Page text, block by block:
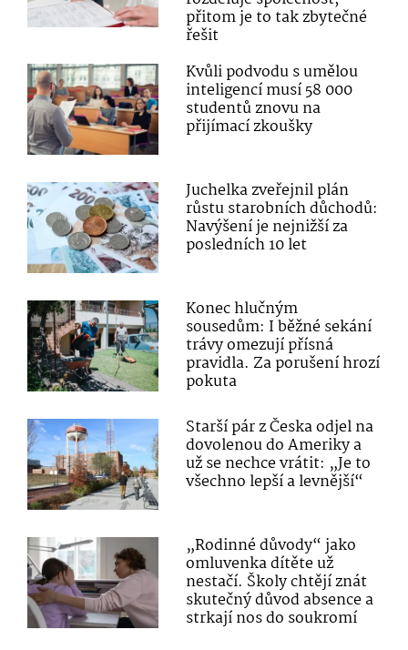
přitom je to tak zbytečné
řešit
Kvůli podvodu s umělou
inteligencí musí 58 000
studentů znovu na
přijímací zkoušky
Juchelka zveřejnil plán
růstu starobních důchodů:
Navýšení je nejnižší za
posledních 10 let
Konec hlučným
sousedům: I běžné sekání
trávy omezují přísná
pravidla. Za porušení hrozí
pokuta
Starší pár z Česka odjel na
dovolenou do Ameriky a
už se nechce vrátit: „Je to
všechno lepší a levnější“
„Rodinné důvody“ jako
omluvenka dítěte už
nestačí. Školy chtějí znát
skutečný důvod absence a
strkají nos do soukromí